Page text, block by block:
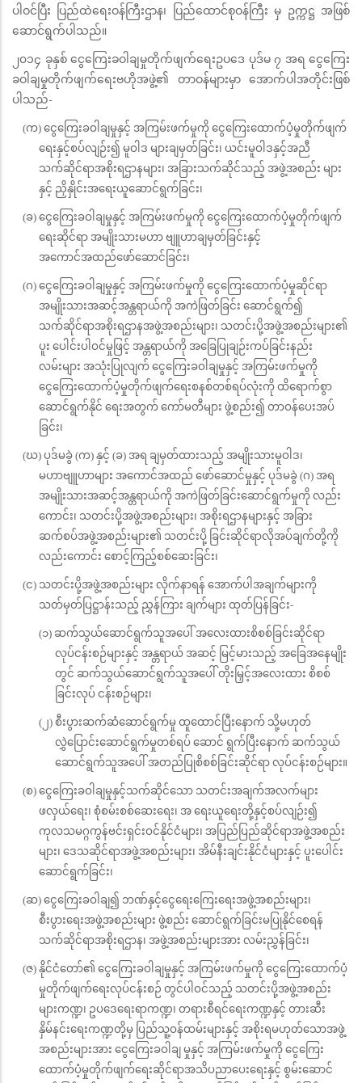
ပါဝင်ပြီး ပြည်ထဲရေးဝန်ကြီးဌာန၊ ပြည်ထောင်စုဝန်ကြီး မှ ဥက္ကဋ္ဌ အဖြစ်
ဆောင်ရွက်ပါသည်။
၂၀၁၄ ခုနှစ် ငွေကြေးခဝါချမှုတိုက်ဖျက်ရေးဥပဒေ ပုဒ်မ ၇ အရ ငွေကြေး
ခဝါချမှုတိုက်ဖျက်ရေးဗဟိုအဖွဲ့၏ တာဝန်များမှာ အောက်ပါအတိုင်းဖြစ်
ပါသည်-
(က) ငွေကြေးခဝါချမှုနှင့် အကြမ်းဖက်မှုကို ငွေကြေးထောက်ပံ့မှုတိုက်ဖျက်
ရေးနှင့်စပ်လျဉ်း၍ မူဝါဒ များချမှတ်ခြင်း၊ ယင်းမူဝါဒနှင့်အညီ
သက်ဆိုင်ရာအစိုးရဌာနများ၊ အခြားသက်ဆိုင်သည့် အဖွဲ့အစည်း များ
နှင့် ညှိနှိုင်းအရေးယူဆောင်ရွက်ခြင်း၊
(ခ) ငွေကြေးခဝါချမှုနှင့် အကြမ်းဖက်မှုကို ငွေကြေးထောက်ပံ့မှုတိုက်ဖျက်
ရေးဆိုင်ရာ အမျိုးသားမဟာ ဗျူဟာချမှတ်ခြင်းနှင့်
အကောင်အထည်ဖော်ဆောင်ခြင်း၊
(ဂ) ငွေကြေးခဝါချမှုနှင့် အကြမ်းဖက်မှုကို ငွေကြေးထောက်ပံ့မှုဆိုင်ရာ
အမျိုးသားအဆင့်အန္တရာယ်ကို အကဲဖြတ်ခြင်း ဆောင်ရွက်၍
သက်ဆိုင်ရာအစိုးရဌာနအဖွဲ့အစည်းများ၊ သတင်းပို့အဖွဲ့အစည်းများ၏
ပူး ပေါင်းပါဝင်မှုဖြင့် အန္တရာယ်ကို အခြေပြုချဉ်းကပ်ခြင်းနည်း
လမ်းများ အသုံးပြုလျက် ငွေကြေးခဝါချမှုနှင့် အကြမ်းဖက်မှုကို
ငွေကြေးထောက်ပံ့မှုတိုက်ဖျက်ရေးစနစ်တစ်ရပ်လုံးကို ထိရောက်စွာ
ဆောင်ရွက်နိုင် ရေးအတွက် ကော်မတီများ ဖွဲ့စည်း၍ တာဝန်ပေးအပ်
ခြင်း၊
(ဃ) ပုဒ်မခွဲ (က) နှင့် (ခ) အရ ချမှတ်ထားသည့် အမျိုးသားမူဝါဒ၊
မဟာဗျူဟာများ အကောင်အထည် ဖော်ဆောင်မှုနှင့် ပုဒ်မခွဲ (ဂ) အရ
အမျိုးသားအဆင့်အန္တရာယ်ကို အကဲဖြတ်ခြင်းဆောင်ရွက်မှုကို လည်း
ကောင်း၊ သတင်းပို့အဖွဲ့အစည်းများ၊ အစိုးရဌာနများနှင့် အခြား
ဆက်စပ်အဖွဲ့အစည်းများ၏ သတင်းပို့ ခြင်းဆိုင်ရာလိုအပ်ချက်တို့ကို
လည်းကောင်း စောင့်ကြည့်စစ်ဆေးခြင်း၊
(င) သတင်းပို့အဖွဲ့အစည်းများ လိုက်နာရန် အောက်ပါအချက်များကို
သတ်မှတ်ပြဋ္ဌာန်းသည့် ညွှန်ကြား ချက်များ ထုတ်ပြန်ခြင်း-
(၁) ဆက်သွယ်ဆောင်ရွက်သူအပေါ် အလေးထားစိစစ်ခြင်းဆိုင်ရာ
လုပ်ငန်းစဉ်များနှင့် အန္တရာယ် အဆင့် မြင့်မားသည့် အခြေအနေမျိုး
တွင် ဆက်သွယ်ဆောင်ရွက်သူအပေါ် တိုးမြှင့်အလေးထား စိစစ်
ခြင်းလုပ် ငန်းစဉ်များ၊
(၂) စီးပွားဆက်ဆံဆောင်ရွက်မှု ထူထောင်ပြီးနောက် သို့မဟုတ်
လွှဲပြောင်းဆောင်ရွက်မှုတစ်ရပ် ဆောင် ရွက်ပြီးနောက် ဆက်သွယ်
ဆောင်ရွက်သူအပေါ် အတည်ပြုစိစစ်ခြင်းဆိုင်ရာ လုပ်ငန်းစဉ်များ။
(စ) ငွေကြေးခဝါချမှုနှင့်သက်ဆိုင်သော သတင်းအချက်အလက်များ
ဖလှယ်ရေး၊ စုံစမ်းစစ်ဆေးရေး၊ အ ရေးယူရေးတို့နှင့်စပ်လျဉ်း၍
ကုလသမဂ္ဂကွန်ဗင်းရှင်းဝင်နိုင်ငံများ၊ အပြည်ပြည်ဆိုင်ရာအဖွဲ့အစည်း
များ၊ ဒေသဆိုင်ရာအဖွဲ့အစည်းများ၊ အိမ်နီးချင်းနိုင်ငံများနှင့် ပူးပေါင်း
ဆောင်ရွက်ခြင်း၊
(ဆ) ငွေကြေးခဝါချ၍ ဘဏ်နှင့်ငွေရေးကြေးရေးအဖွဲ့အစည်းများ၊
စီးပွားရေးအဖွဲ့အစည်းများ ဖွဲ့စည်း ဆောင်ရွက်ခြင်းမပြုနိုင်စေရန်
သက်ဆိုင်ရာအစိုးရဌာန၊ အဖွဲ့အစည်းများအား လမ်းညွှန်ခြင်း၊
(ဇ) နိုင်ငံတော်၏ ငွေကြေးခဝါချမှုနှင့် အကြမ်းဖက်မှုကို ငွေကြေးထောက်ပံ့
မှုတိုက်ဖျက်ရေးလုပ်ငန်းစဉ် တွင်ပါဝင်သည့် သတင်းပို့အဖွဲ့အစည်း
များကဏ္ဍ၊ ဥပဒေရေးရာကဏ္ဍ၊ တရားစီရင်ရေးကဏ္ဍနှင့် တားဆီး
နှိမ်နင်းရေးကဏ္ဍတို့မှ ပြည်သူ့ဝန်ထမ်းများနှင့် အစိုးရမဟုတ်သောအဖွဲ့
အစည်းများအား ငွေကြေးခဝါချ မှုနှင့် အကြမ်းဖက်မှုကို ငွေကြေး
ထောက်ပံ့မှုတိုက်ဖျက်ရေးဆိုင်ရာအသိပညာပေးရေးနှင့် စွမ်းဆောင်